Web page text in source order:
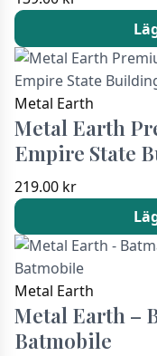
Metal Earth
Metal Earth
Empire State
219.00 kr
Metal Earth
Metal Earth –
Batmobile